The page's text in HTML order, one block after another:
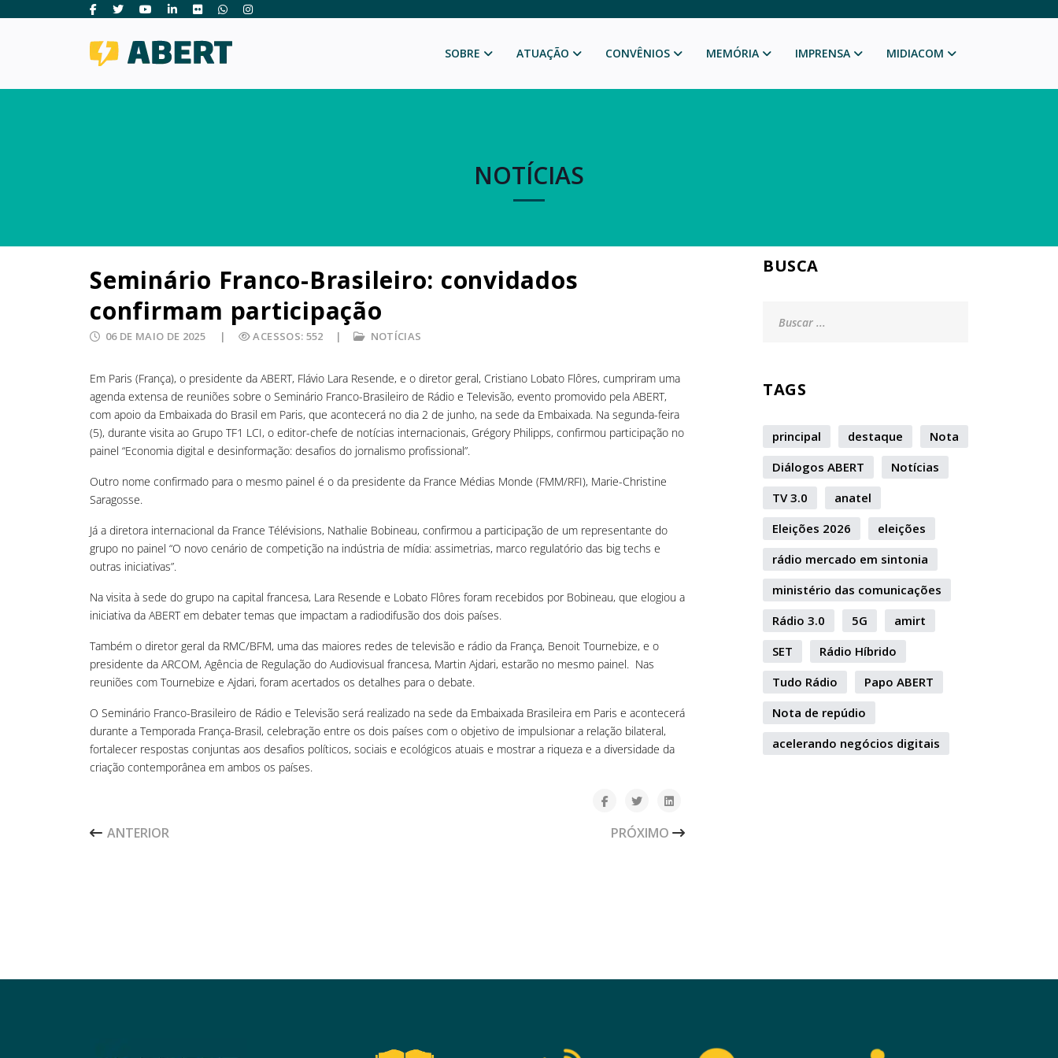
SOBRE ATUAÇÃO CONVÊNIOS MEMÓRIA IMPRENSA MIDIACOM
NOTÍCIAS
Seminário Franco-Brasileiro: convidados
confirmam participação
NOTÍCIAS
06 DE MAIO DE 2025 ACESSOS: 552
Em Paris (França), o presidente da ABERT, Flávio Lara Resende, e o diretor geral, Cristiano Lobato Flôres, cumpriram uma
agenda extensa de reuniões sobre o Seminário Franco-Brasileiro de Rádio e Televisão, evento promovido pela ABERT,
com apoio da Embaixada do Brasil em Paris, que acontecerá no dia 2 de junho, na sede da Embaixada. Na segunda-feira
(5), durante visita ao Grupo TF1 LCI, o editor-chefe de notícias internacionais, Grégory Philipps, confirmou participação no
painel “Economia digital e desinformação: desafios do jornalismo profissional”.
Outro nome confirmado para o mesmo painel é o da presidente da France Médias Monde (FMM/RFI), Marie-Christine
Saragosse.
Já a diretora internacional da France Télévisions, Nathalie Bobineau, confirmou a participação de um representante do
grupo no painel “O novo cenário de competição na indústria de mídia: assimetrias, marco regulatório das big techs e
outras iniciativas”.
Na visita à sede do grupo na capital francesa, Lara Resende e Lobato Flôres foram recebidos por Bobineau, que elogiou a
iniciativa da ABERT em debater temas que impactam a radiodifusão dos dois países.
Também o diretor geral da RMC/BFM, uma das maiores redes de televisão e rádio da França, Benoit Tournebize, e o
presidente da ARCOM, Agência de Regulação do Audiovisual francesa, Martin Ajdari, estarão no mesmo painel. Nas
reuniões com Tournebize e Ajdari, foram acertados os detalhes para o debate.
O Seminário Franco-Brasileiro de Rádio e Televisão será realizado na sede da Embaixada Brasileira em Paris e acontecerá
durante a Temporada França-Brasil, celebração entre os dois países com o objetivo de impulsionar a relação bilateral,
fortalecer respostas conjuntas aos desafios políticos, sociais e ecológicos atuais e mostrar a riqueza e a diversidade da
criação contemporânea em ambos os países.
ARTIGO ANTERIOR: AVANÇO TECNOLÓGICO E TV 3.0 MARCAM DISCURSO DE NOVO MINISTRO DAS COMUNICAÇÕES
ANTERIOR PRÓXIMO ARTIGO: EMISSORAS ASSOCIADAS À ABERT PODERÃO
PRÓXIMO
BUSCA
TAGS
principal destaque
Nota
Diálogos ABERT
Notícias
TV 3.0
anatel
Eleições 2026
eleições
rádio mercado em sintonia
ministério das comunicações
Rádio 3.0
5G
amirt
SET
Rádio Híbrido
Tudo Rádio
Papo ABERT
Nota de repúdio
acelerando negócios digitais